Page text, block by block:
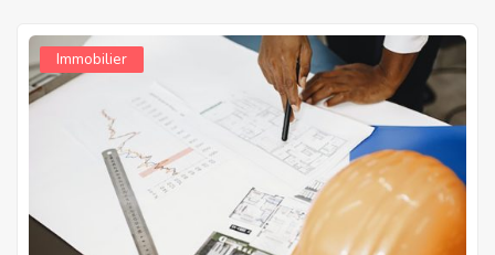
Immobilier